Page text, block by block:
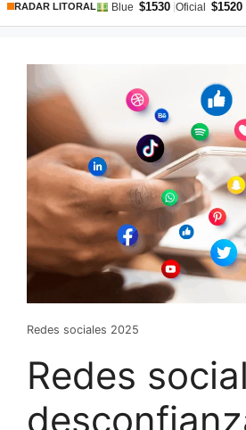
RADAR LITORAL Blue $1530 Oficial $1520
Redes sociales 2025
Redes